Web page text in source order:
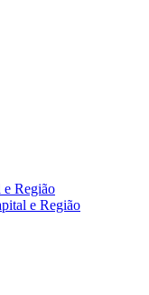
e Região
e Região